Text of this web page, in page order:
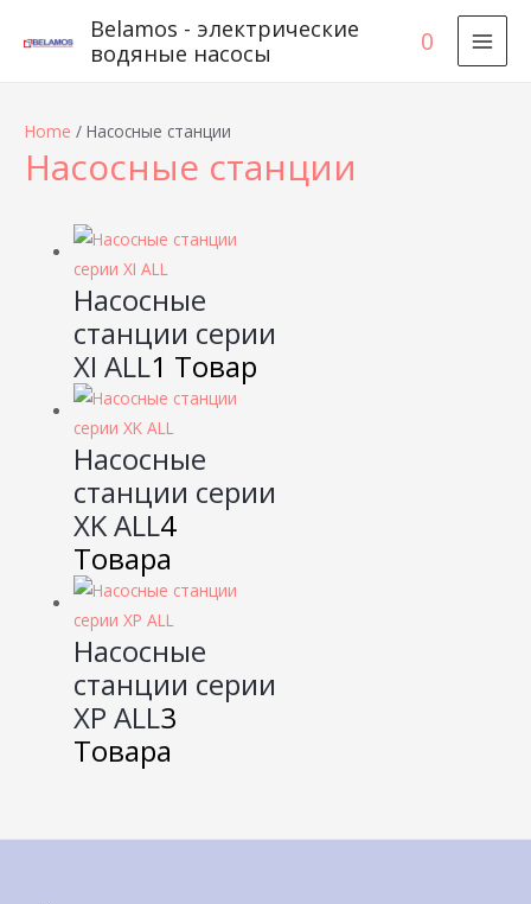
Belamos - электрические
водяные насосы
0
Home / Насосные станции
Насосные станции
Насосные
станции серии
XI ALL1 Товар
Насосные
станции серии
XK ALL4
Товара
Насосные
станции серии
XP ALL3
Товара